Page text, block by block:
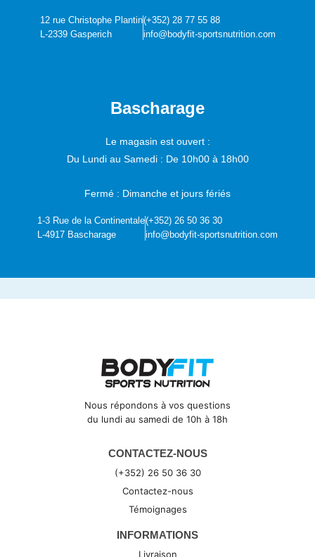
12 rue Christophe Plantin
L-2339 Gasperich
(+352) 28 77 55 88
info@bodyfit-sportsnutrition.com
Bascharage
Le magasin est ouvert :
Du Lundi au Samedi : De 10h00 à 18h00
Fermé : Dimanche et jours fériés
1-3 Rue de la Continentale
L-4917 Bascharage
(+352) 26 50 36 30
info@bodyfit-sportsnutrition.com
Nous répondons à vos questions
du lundi au samedi de 10h à 18h
CONTACTEZ-NOUS
(+352) 26 50 36 30
Contactez-nous
Témoignages
INFORMATIONS
Livraison